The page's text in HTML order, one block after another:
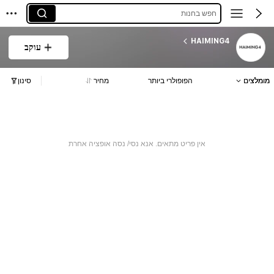
חפש בחנות
HAIMING4
עוקב
מומלצים הפופולרי ביותר מחיר סינון
אין פריט מתאים. אנא נסי/ נסה אופציה אחרת